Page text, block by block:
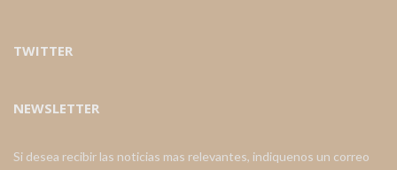
TWITTER
NEWSLETTER
Si desea recibir las noticias mas relevantes, indiquenos un correo